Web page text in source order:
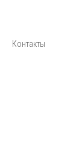
Контакты